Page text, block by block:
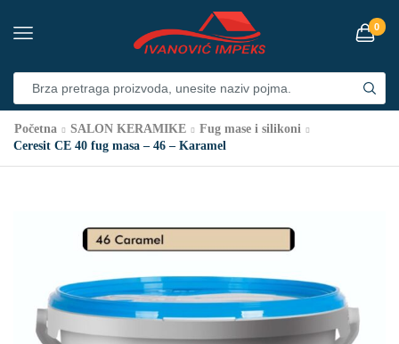
0
Početna SALON KERAMIKE
Fug mase i silikoni
Ceresit CE 40 fug masa – 46 – Karamel